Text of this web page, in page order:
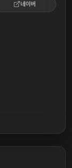
네이버